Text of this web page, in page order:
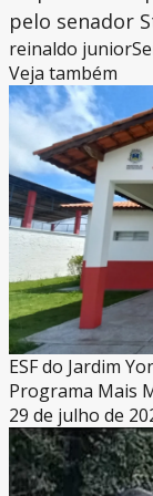
pelo senador
reinaldo junior
Veja também
ESF do Jardim
Programa Mais
29 de julho de